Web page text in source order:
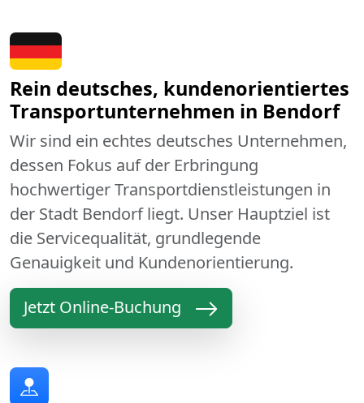
Rein deutsches, kundenorientiertes
Transportunternehmen in Bendorf
Wir sind ein echtes deutsches Unternehmen,
dessen Fokus auf der Erbringung
hochwertiger Transportdienstleistungen in
der Stadt Bendorf liegt. Unser Hauptziel ist
die Servicequalität, grundlegende
Genauigkeit und Kundenorientierung.
Jetzt Online-Buchung